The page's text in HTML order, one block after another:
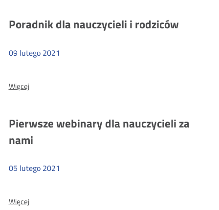
na
Poradnik dla nauczycieli i rodziców
09 lutego 2021
o:
nauczycieli
i
Więcej
Pierwsze webinary dla nauczycieli za
nami
05 lutego 2021
o:
Więcej